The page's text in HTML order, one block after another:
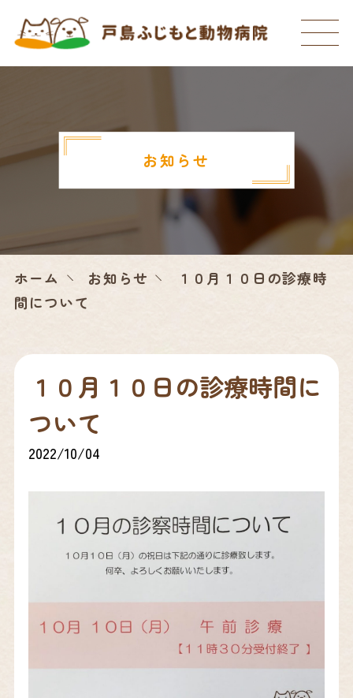
お知らせ
ホーム お知らせ
１０月１０日の診療時
間について
１０月１０日の診療時間に
ついて
2022/10/04